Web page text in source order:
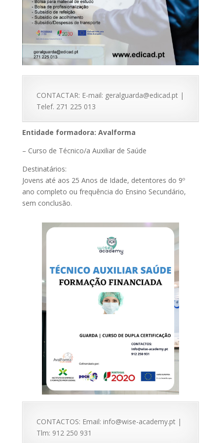
CONTACTAR: E-mail: geralguarda@edicad.pt |
Telef. 271 225 013
Entidade formadora: Avalforma
– Curso de Técnico/a Auxiliar de Saúde
Destinatários:
Jovens até aos 25 Anos de Idade, detentores do 9º
ano completo ou frequência do Ensino Secundário,
sem conclusão.
CONTACTOS: Email: info@wise-academy.pt |
Tlm: 912 250 931